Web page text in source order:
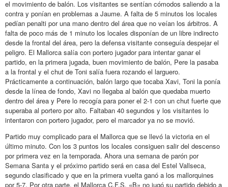
el movimiento de balón. Los visitantes se sentían cómodos saliendo a la
contra y ponían en problemas a Jaume. A falta de 5 minutos los locales
pedían penalti por una mano dentro del área que no veían los árbitros. A
falta de poco más de 1 minuto los locales disponían de un libre indirecto
desde la frontal del área, pero la defensa visitante conseguía despejar el
peligro. El Mallorca salía con portero jugador para intentar ganar el
partido, en la primera jugada, buen movimiento de balón, Pere la pasaba
a la frontal y el chut de Toni salía fuera rozando el larguero.
Prácticamente a continuación, balón largo que tocaba Xavi, Toni la ponía
desde la línea de fondo, Xavi no llegaba al balón que quedaba muerto
dentro del área y Pere lo recogía para poner el 2-1 con un chut fuerte que
superaba al portero por alto. Faltaban 40 segundos y los visitantes lo
intentaron con portero jugador, pero el marcador ya no se movió.
Partido muy complicado para el Mallorca que se llevó la victoria en el
último minuto. Con los 3 puntos los locales consiguen salir del descenso
por primera vez en la temporada. Ahora una semana de parón por
Semana Santa y el próximo partido será en casa del Estel Vallseca,
segundo clasificado y que en la primera vuelta ganó a los mallorquines
por 5-7. Por otra parte, el Mallorca C.F.S. «B» no jugó su partido debido a